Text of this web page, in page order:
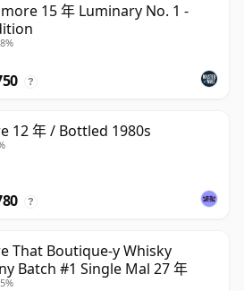
15 年 Luminary No. 1 -
?
12 年 / Bottled 1980s
?
That Boutique-y Whisky
Batch #1 Single Mal 27 年